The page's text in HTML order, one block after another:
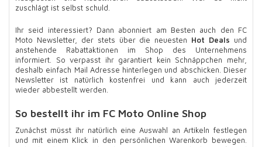
zuschlägt ist selbst schuld.
Ihr seid interessiert? Dann abonniert am Besten auch den FC
Moto Newsletter, der stets über die neuesten Hot Deals und
anstehende Rabattaktionen im Shop des Unternehmens
informiert. So verpasst ihr garantiert kein Schnäppchen mehr,
deshalb einfach Mail Adresse hinterlegen und abschicken. Dieser
Newsletter ist natürlich kostenfrei und kann auch jederzeit
wieder abbestellt werden.
So bestellt ihr im FC Moto Online Shop
Zunächst müsst ihr natürlich eine Auswahl an Artikeln festlegen
und mit einem Klick in den persönlichen Warenkorb bewegen.